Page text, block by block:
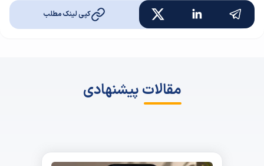
کپی لینک مطلب
مقالات پیشنهادی